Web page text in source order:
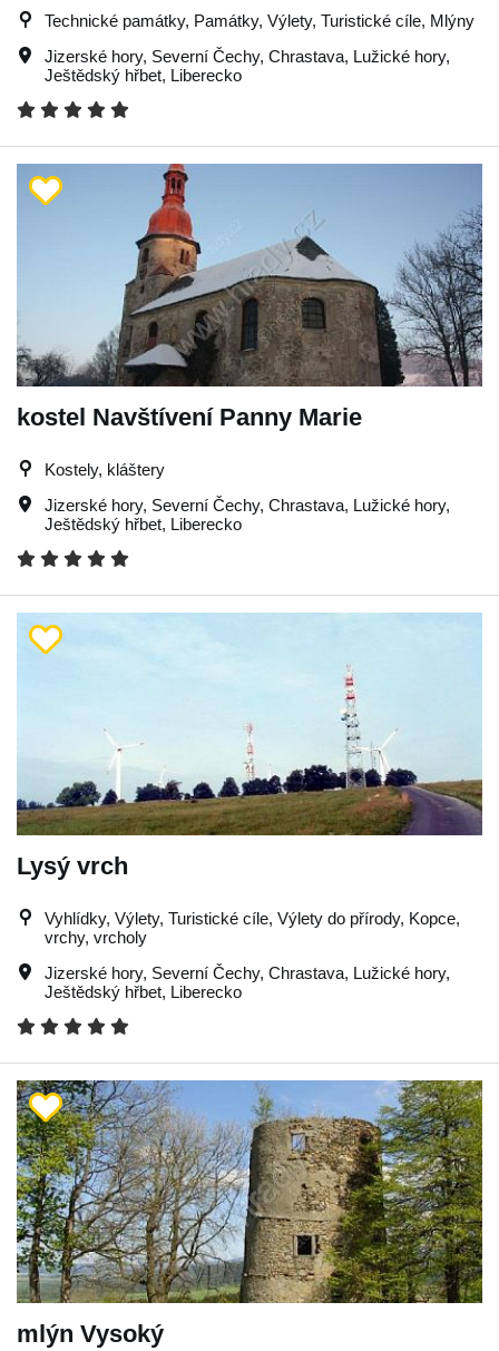
Technické památky, Památky, Výlety, Turistické cíle, Mlýny
Jizerské hory, Severní Čechy, Chrastava, Lužické hory,
Ještědský hřbet, Liberecko
kostel Navštívení Panny Marie
Kostely, kláštery
Jizerské hory, Severní Čechy, Chrastava, Lužické hory,
Ještědský hřbet, Liberecko
Lysý vrch
Vyhlídky, Výlety, Turistické cíle, Výlety do přírody, Kopce,
vrchy, vrcholy
Jizerské hory, Severní Čechy, Chrastava, Lužické hory,
Ještědský hřbet, Liberecko
mlýn Vysoký